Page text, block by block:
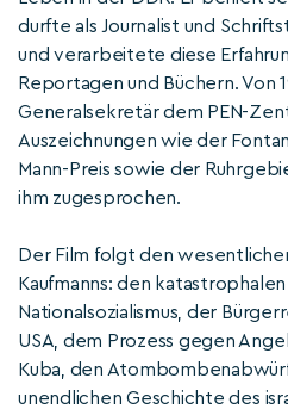
durfte als Journalist und
und verarbeitete diese
Reportagen und Büchern. Von
Generalsekretär dem PEN-
Auszeichnungen wie der
Mann-Preis sowie der
ihm zugesprochen.
Der Film folgt den
Kaufmanns: den
Nationalsozialismus, der
USA, dem Prozess gegen
Kuba, den
unendlichen Geschichte des